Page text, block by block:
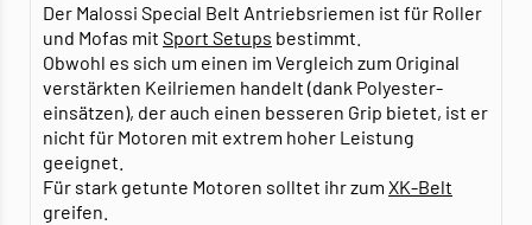
Der Malossi Special Belt Antriebsriemen ist für Roller
und Mofas mit Sport Setups bestimmt.
Obwohl es sich um einen im Vergleich zum Original
verstärkten Keilriemen handelt (dank Polyester-
einsätzen), der auch einen besseren Grip bietet, ist er
nicht für Motoren mit extrem hoher Leistung
geeignet.
Für stark getunte Motoren solltet ihr zum XK-Belt
greifen.